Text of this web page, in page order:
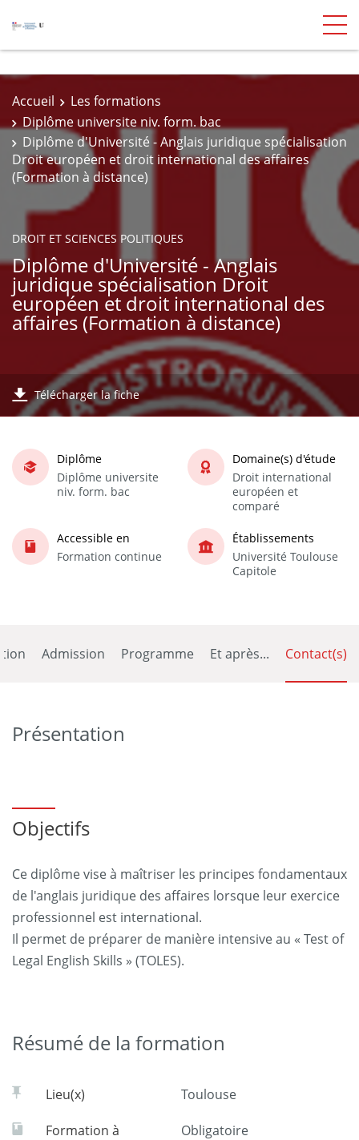
Accueil
Les formations
Diplôme universite niv. form. bac
Diplôme d'Université - Anglais juridique spécialisation
Droit européen et droit international des affaires
(Formation à distance)
DROIT ET SCIENCES POLITIQUES
Diplôme d'Université - Anglais
juridique spécialisation Droit
européen et droit international des
affaires (Formation à distance)
Télécharger la fiche
Diplôme
Diplôme universite
niv. form. bac
Domaine(s) d'étude
Droit international
européen et
comparé
Accessible en
Formation continue
Établissements
Université Toulouse
Capitole
Admission Programme Et après... Contact(s)
Présentation
Objectifs
Ce diplôme vise à maîtriser les principes fondamentaux
de l'anglais juridique des affaires lorsque leur exercice
professionnel est international.
Il permet de préparer de manière intensive au « Test of
Legal English Skills » (TOLES).
Résumé de la formation
Lieu(x) Toulouse
Formation à
Obligatoire